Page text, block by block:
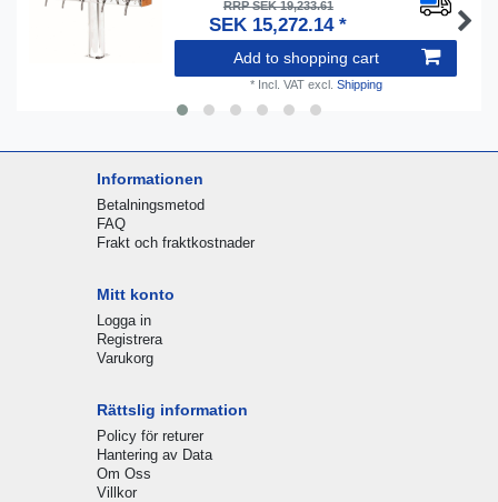
RRP SEK 19,233.61
SEK 15,272.14 *
Add to shopping cart
* Incl. VATexcl. Shipping
Informationen
Betalningsmetod
FAQ
Frakt och fraktkostnader
Mitt konto
Logga in
Registrera
Varukorg
Rättslig information
Policy för returer
Hantering av Data
Om Oss
Villkor